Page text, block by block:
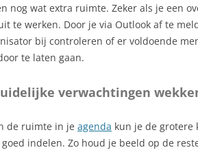
nog wat extra ruimte. Zeker als je een
te werken. Door je via Outlook af te
bij controleren of er voldoende
te laten gaan.
verwachtingen
de ruimte in je agenda kun je de grotere
indelen. Zo houd je beeld op de